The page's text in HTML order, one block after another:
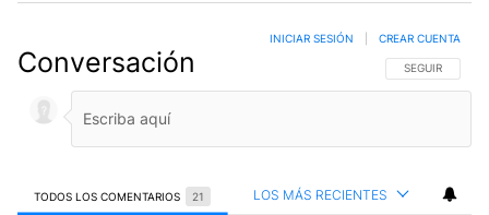
Conversación SIGA ESTA
SEGUIR
INICIAR SESIÓN CREAR CUENTA
TODOS LOS COMENTARIOS 21 LOS MÁS RECIENTES